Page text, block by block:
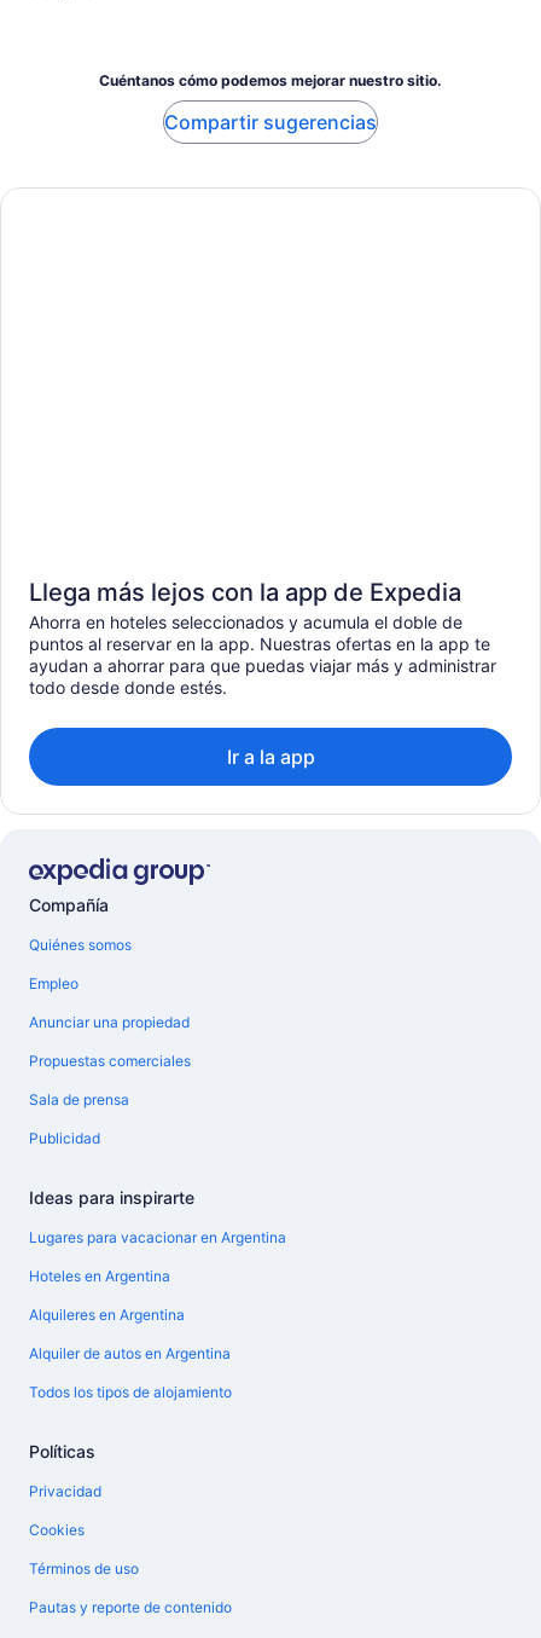
Cuéntanos cómo podemos mejorar nuestro sitio.
Compartir sugerencias
Llega más lejos con la app de Expedia
Ahorra en hoteles seleccionados y acumula el doble de
puntos al reservar en la app. Nuestras ofertas en la app te
ayudan a ahorrar para que puedas viajar más y administrar
todo desde donde estés.
Ir a la app
Compañía
Quiénes somos
Empleo
Anunciar una propiedad
Propuestas comerciales
Sala de prensa
Publicidad
Ideas para inspirarte
Lugares para vacacionar en Argentina
Hoteles en Argentina
Alquileres en Argentina
Alquiler de autos en Argentina
Todos los tipos de alojamiento
Políticas
Privacidad
Cookies
Términos de uso
Pautas y reporte de contenido